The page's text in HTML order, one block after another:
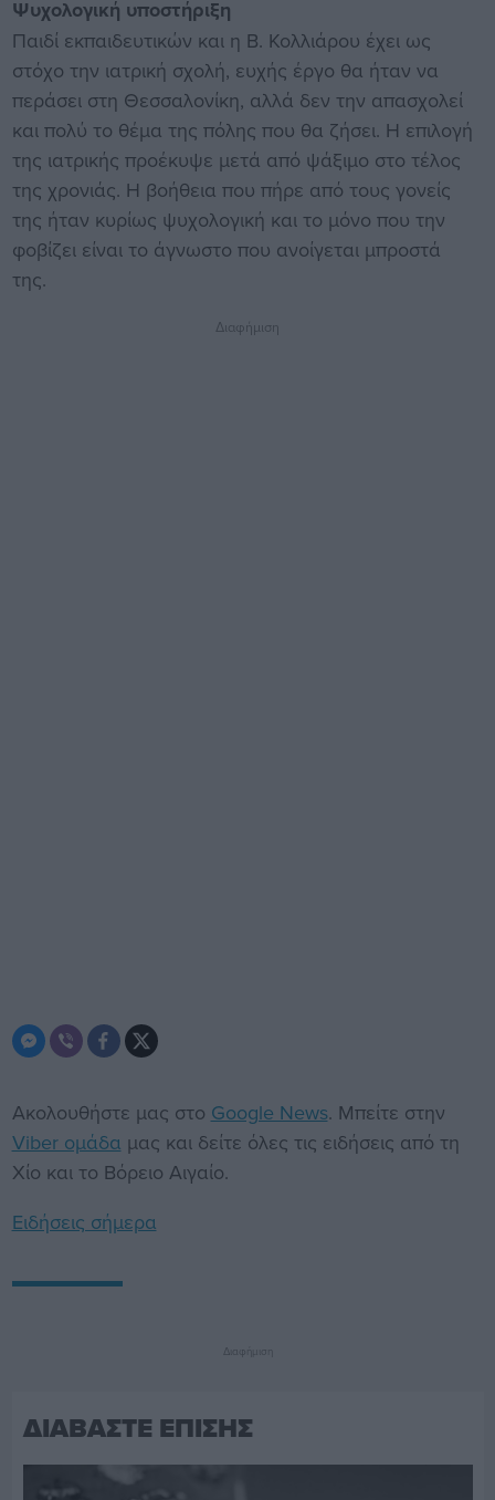
Ψυχολογική υποστήριξη
Παιδί εκπαιδευτικών και η Β. Κολλιάρου έχει ως
στόχο την ιατρική σχολή, ευχής έργο θα ήταν να
περάσει στη Θεσσαλονίκη, αλλά δεν την απασχολεί
και πολύ το θέμα της πόλης που θα ζήσει. Η επιλογή
της ιατρικής προέκυψε μετά από ψάξιμο στο τέλος
της χρονιάς. Η βοήθεια που πήρε από τους γονείς
της ήταν κυρίως ψυχολογική και το μόνο που την
φοβίζει είναι το άγνωστο που ανοίγεται μπροστά
της.
Διαφήμιση
Ακολουθήστε μας στο Google News. Μπείτε στην
Viber ομάδα μας και δείτε όλες τις ειδήσεις από τη
Χίο και το Βόρειο Αιγαίο.
Ειδήσεις σήμερα
Διαφήμιση
ΔΙΑΒΑΣΤΕ ΕΠΙΣΗΣ